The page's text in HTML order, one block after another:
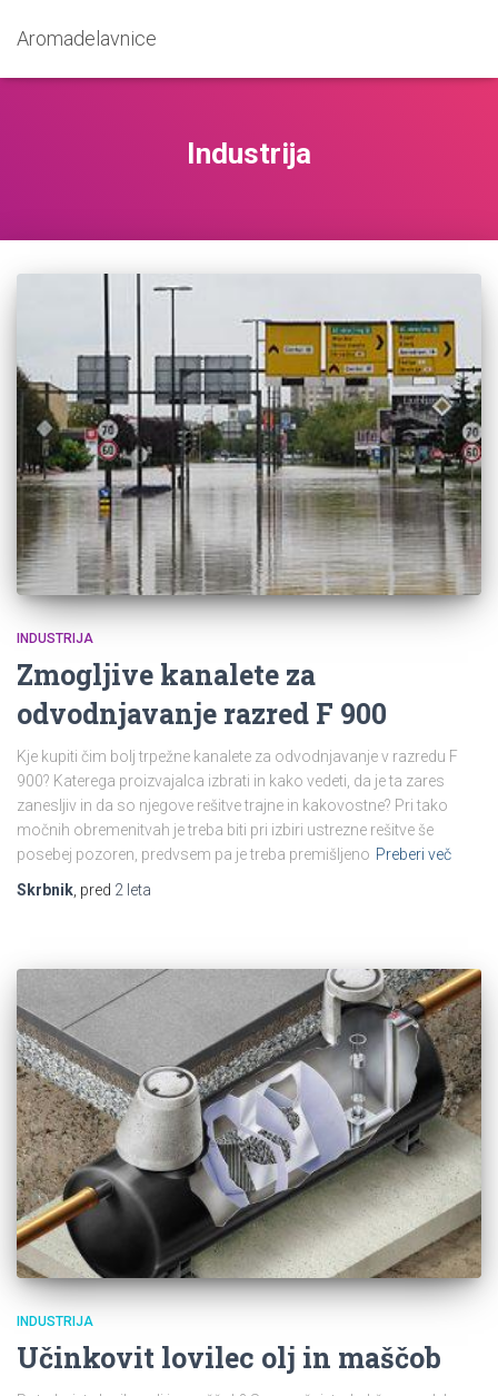
Aromadelavnice
Industrija
INDUSTRIJA
Zmogljive kanalete za
odvodnjavanje razred F 900
Kje kupiti čim bolj trpežne kanalete za odvodnjavanje v razredu F
900? Katerega proizvajalca izbrati in kako vedeti, da je ta zares
zanesljiv in da so njegove rešitve trajne in kakovostne? Pri tako
močnih obremenitvah je treba biti pri izbiri ustrezne rešitve še
posebej pozoren, predvsem pa je treba premišljeno Preberi več
Skrbnik , pred 2 leta
INDUSTRIJA
Učinkovit lovilec olj in maščob